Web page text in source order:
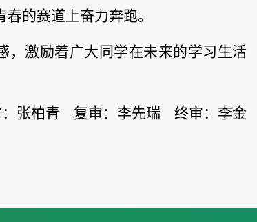
的赛道上奋力奔跑。
，激励着广大同学在未来的学习生活
张柏青 复审：李先瑞 终审：李金